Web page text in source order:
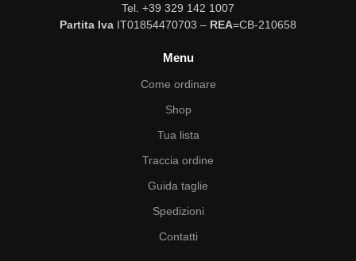
Tel. +39 329 142 1007
Partita Iva IT01854470703 – REA=CB-210658
Menu
Come ordinare
Shop
Tua lista
Traccia ordine
Guida taglie
Spedizioni
Contatti